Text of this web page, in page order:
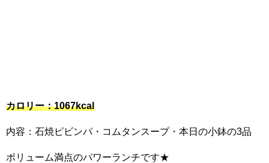
カロリー：1067kcal
内容：石焼ピビンパ・コムタンスープ・本日の小鉢の3品
ボリューム満点のパワーランチです★